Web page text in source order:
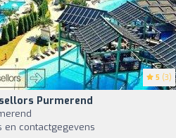
5 (3)
Purmerend
en contactgegevens